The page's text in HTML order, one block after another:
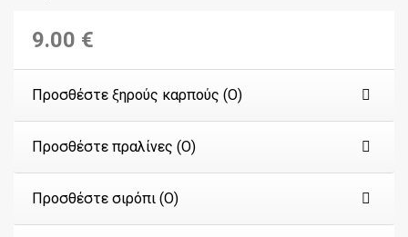
9.00 €
Προσθέστε ξηρούς καρπούς (Ο)
Προσθέστε πραλίνες (Ο)
Προσθέστε σιρόπι (Ο)